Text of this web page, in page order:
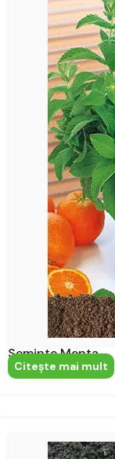
Seminte Menta
Citeşte mai mult